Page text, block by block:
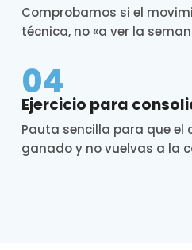
Comprobamos si el
técnica, no «a ver la
04
Ejercicio para
Pauta sencilla para que el
ganado y no vuelvas a la